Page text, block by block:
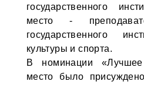
государственного
место -
государственного
культуры и спорта.
В номинации «Лучшее
место было